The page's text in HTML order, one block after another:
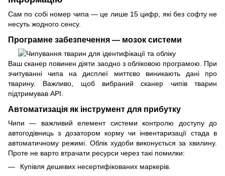
Сам по собі номер чипа — це лише 15 цифр, які без софту не
несуть жодного сенсу.
Програмне забезпечення — мозок системи
Ваш сканер повинен діяти заодно з обліковою програмою. При
зчитуванні чипа на дисплеї миттєво виникають дані про
тварину. Важливо, щоб вибраний сканер чипів тварин
підтримував API.
Автоматизація як інструмент для прибутку
Чипи — важливий елемент системи контролю доступу до
автогодівниць з дозатором корму чи інвентаризації стада в
автоматичному режимі. Облік худоби виконується за хвилину.
Проте не варто втрачати ресурси через такі помилки:
Купівля дешевих несертифікованих маркерів.